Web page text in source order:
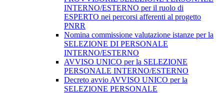
INTERNO/ESTERNO per il ruolo di
ESPERTO nei percorsi afferenti al progetto
PNRR
Nomina commissione valutazione istanze per la
SELEZIONE DI PERSONALE
INTERNO/ESTERNO
AVVISO UNICO per la SELEZIONE
PERSONALE INTERNO/ESTERNO
Decreto avvio AVVISO UNICO per la
SELEZIONE PERSONALE